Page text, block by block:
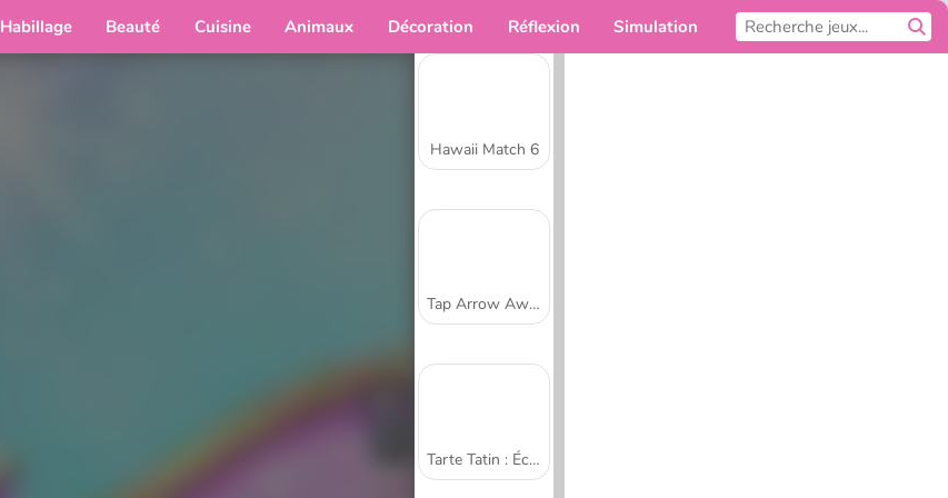
Habillage Beauté Cuisine Animaux Décoration Réflexion Simulation
Hawaii Match 6
Tap Arrow Away
Tarte Tatin : École de cuisine de Sara